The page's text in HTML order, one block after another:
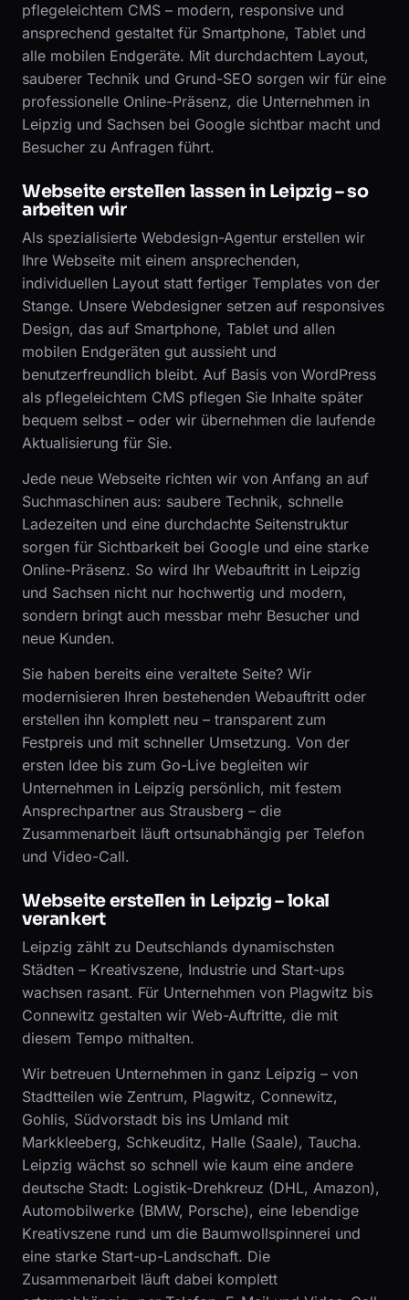
pflegeleichtem CMS – modern, responsive und
ansprechend gestaltet für Smartphone, Tablet und
alle mobilen Endgeräte. Mit durchdachtem Layout,
sauberer Technik und Grund-SEO sorgen wir für eine
professionelle Online-Präsenz, die Unternehmen in
Leipzig und Sachsen bei Google sichtbar macht und
Besucher zu Anfragen führt.
Webseite erstellen lassen in Leipzig – so
arbeiten wir
Als spezialisierte Webdesign-Agentur erstellen wir
Ihre Webseite mit einem ansprechenden,
individuellen Layout statt fertiger Templates von der
Stange. Unsere Webdesigner setzen auf responsives
Design, das auf Smartphone, Tablet und allen
mobilen Endgeräten gut aussieht und
benutzerfreundlich bleibt. Auf Basis von WordPress
als pflegeleichtem CMS pflegen Sie Inhalte später
bequem selbst – oder wir übernehmen die laufende
Aktualisierung für Sie.
Jede neue Webseite richten wir von Anfang an auf
Suchmaschinen aus: saubere Technik, schnelle
Ladezeiten und eine durchdachte Seitenstruktur
sorgen für Sichtbarkeit bei Google und eine starke
Online-Präsenz. So wird Ihr Webauftritt in Leipzig
und Sachsen nicht nur hochwertig und modern,
sondern bringt auch messbar mehr Besucher und
neue Kunden.
Sie haben bereits eine veraltete Seite? Wir
modernisieren Ihren bestehenden Webauftritt oder
erstellen ihn komplett neu – transparent zum
Festpreis und mit schneller Umsetzung. Von der
ersten Idee bis zum Go-Live begleiten wir
Unternehmen in Leipzig persönlich, mit festem
Ansprechpartner aus Strausberg – die
Zusammenarbeit läuft ortsunabhängig per Telefon
und Video-Call.
Webseite erstellen in Leipzig – lokal
verankert
Leipzig zählt zu Deutschlands dynamischsten
Städten – Kreativszene, Industrie und Start-ups
wachsen rasant. Für Unternehmen von Plagwitz bis
Connewitz gestalten wir Web-Auftritte, die mit
diesem Tempo mithalten.
Wir betreuen Unternehmen in ganz Leipzig – von
Stadtteilen wie Zentrum, Plagwitz, Connewitz,
Gohlis, Südvorstadt bis ins Umland mit
Markkleeberg, Schkeuditz, Halle (Saale), Taucha.
Leipzig wächst so schnell wie kaum eine andere
deutsche Stadt: Logistik-Drehkreuz (DHL, Amazon),
Automobilwerke (BMW, Porsche), eine lebendige
Kreativszene rund um die Baumwollspinnerei und
eine starke Start-up-Landschaft. Die
Zusammenarbeit läuft dabei komplett